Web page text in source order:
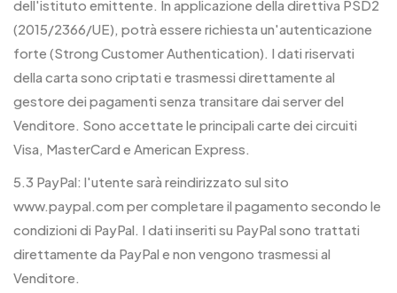
dell'istituto emittente. In applicazione della direttiva PSD2
(2015/2366/UE), potrà essere richiesta un'autenticazione
forte (Strong Customer Authentication). I dati riservati
della carta sono criptati e trasmessi direttamente al
gestore dei pagamenti senza transitare dai server del
Venditore. Sono accettate le principali carte dei circuiti
Visa, MasterCard e American Express.
5.3 PayPal: l'utente sarà reindirizzato sul sito
www.paypal.com per completare il pagamento secondo le
condizioni di PayPal. I dati inseriti su PayPal sono trattati
direttamente da PayPal e non vengono trasmessi al
Venditore.